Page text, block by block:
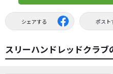
シェアする ポスト
スリーハンドレッドクラブ